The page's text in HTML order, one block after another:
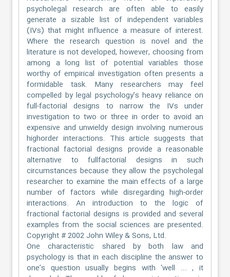
psycholegal research are often able to easily
generate a sizable list of independent variables
(IVs) that might influence a measure of interest.
Where the research question is novel and the
literature is not developed, however, choosing from
among a long list of potential variables those
worthy of empirical investigation often presents a
formidable task. Many researchers may feel
compelled by legal psychology’s heavy reliance on
full-factorial designs to narrow the IVs under
investigation to two or three in order to avoid an
expensive and unwieldy design involving numerous
highorder interactions. This article suggests that
fractional factorial designs provide a reasonable
alternative to fullfactorial designs in such
circumstances because they allow the psycholegal
researcher to examine the main effects of a large
number of factors while disregarding high-order
interactions. An introduction to the logic of
fractional factorial designs is provided and several
examples from the social sciences are presented.
Copyright # 2002 John Wiley & Sons, Ltd.
One characteristic shared by both law and
psychology is that in each discipline the answer to
one’s question usually begins with ‘well ... , it